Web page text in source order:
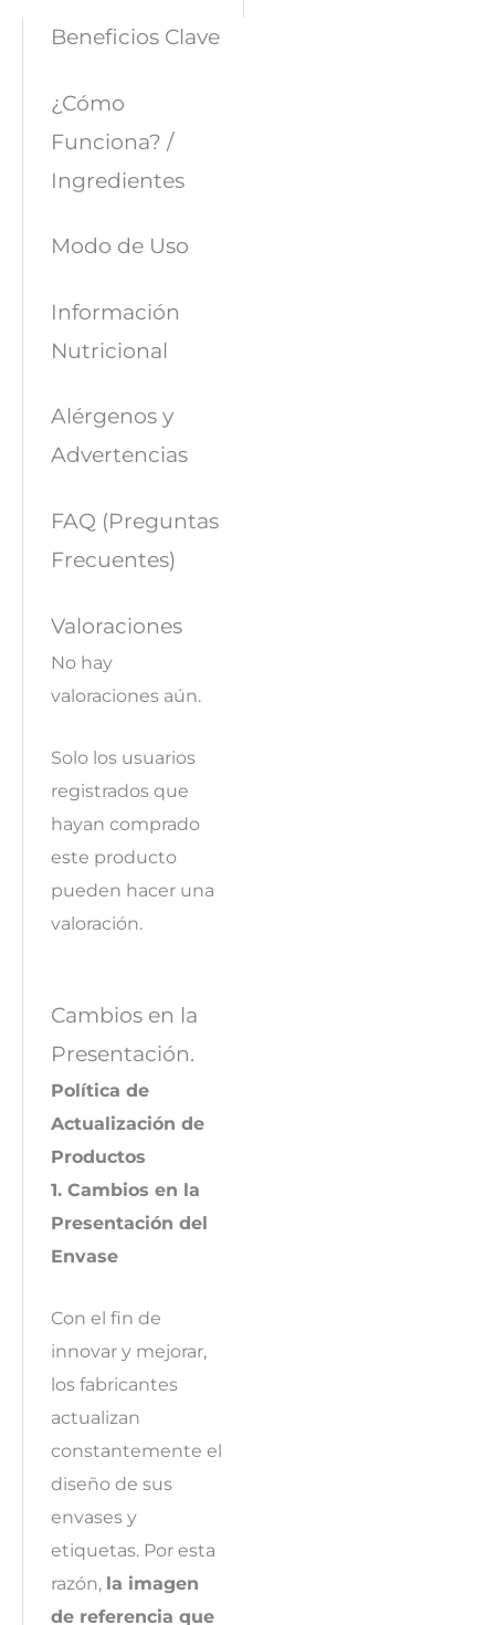
Beneficios Clave
¿Cómo
Funciona? /
Ingredientes
Modo de Uso
Información
Nutricional
Alérgenos y
Advertencias
FAQ (Preguntas
Frecuentes)
Valoraciones
No hay
valoraciones aún.
Solo los usuarios
registrados que
hayan comprado
este producto
pueden hacer una
valoración.
Cambios en la
Presentación.
Política de
Actualización de
Productos
1. Cambios en la
Presentación del
Envase
Con el fin de
innovar y mejorar,
los fabricantes
actualizan
constantemente el
diseño de sus
envases y
etiquetas. Por esta
razón, la imagen
de referencia que